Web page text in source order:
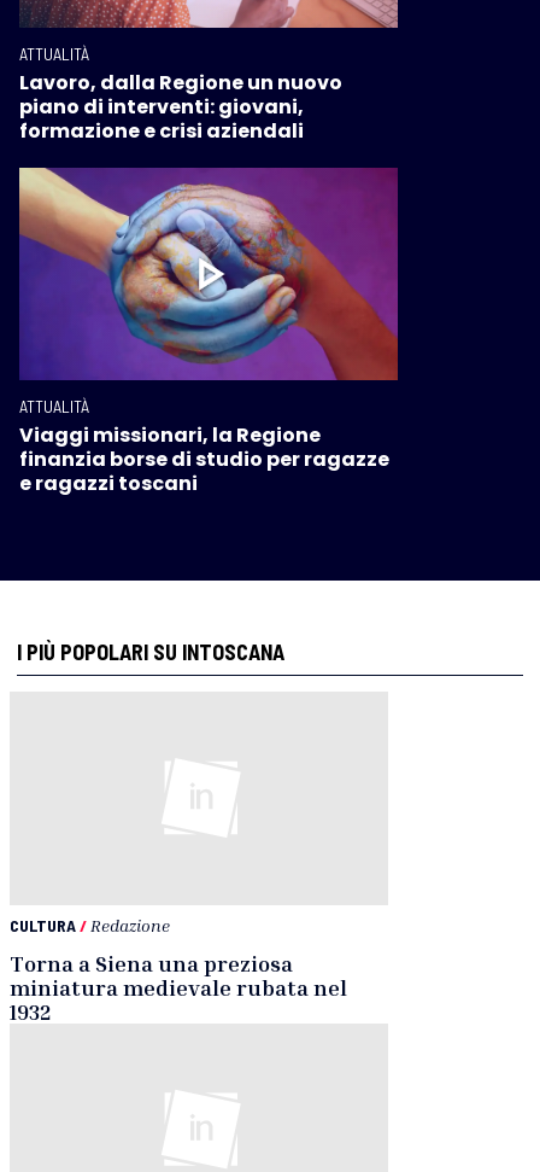
ATTUALITÀ
Lavoro, dalla Regione un nuovo
piano di interventi: giovani,
formazione e crisi aziendali
ATTUALITÀ
Viaggi missionari, la Regione
finanzia borse di studio per ragazze
e ragazzi toscani
I PIÙ POPOLARI SU INTOSCANA
CULTURA/ Redazione
Torna a Siena una preziosa
miniatura medievale rubata nel
1932